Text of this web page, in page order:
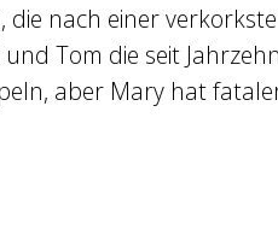
die nach einer
und Tom die seit
aber Mary hat